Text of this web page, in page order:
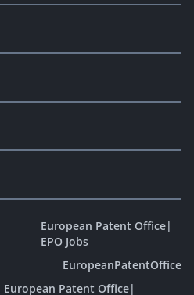
European Patent Office|
EPO Jobs
EuropeanPatentOffice
European Patent Office|